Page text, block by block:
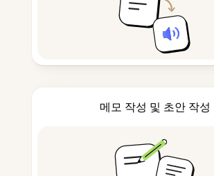
메모 작성 및 초안 작성